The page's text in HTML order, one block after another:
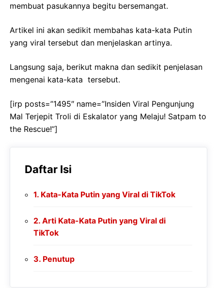
membuat pasukannya begitu bersemangat.
Artikel ini akan sedikit membahas kata-kata Putin
yang viral tersebut dan menjelaskan artinya.
Langsung saja, berikut makna dan sedikit penjelasan
mengenai kata-kata tersebut.
[irp posts=”1495″ name=”Insiden Viral Pengunjung
Mal Terjepit Troli di Eskalator yang Melaju! Satpam to
the Rescue!”]
Daftar Isi
Kata-Kata Putin yang Viral di TikTok
Arti Kata-Kata Putin yang Viral di
TikTok
Penutup